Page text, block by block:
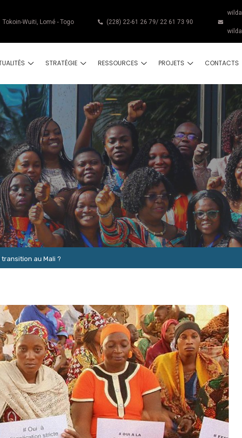
Tokoin-Wuiti, Lomé - Togo (228) 22-61 26 79/ 22 61 73 90
STRATÉGIE RESSOURCES PROJETS CONTACTS
au Mali ?